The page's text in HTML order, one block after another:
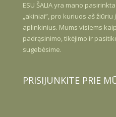
ESU ŠALIAyra mano
„akiniai”, pro kuriuos aš
aplinkinius. Mums visiems
padrąsinimo, tikėjimo ir
sugebėsime.
PRISIJUNKITE PRIE